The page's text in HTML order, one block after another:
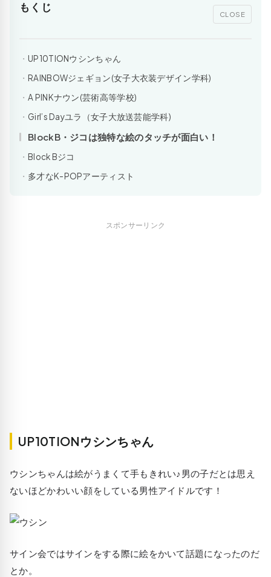
もくじ
CLOSE
UP10TIONウシンちゃん
RAINBOWジェギョン(女子大衣装デザイン学科)
A PINKナウン(芸術高等学校)
Girl’s Dayユラ（女子大放送芸能学科)
BlockB・ジコは独特な絵のタッチが面白い！
Block Bジコ
多才なK-POPアーティスト
スポンサーリンク
UP10TIONウシンちゃん
ウシンちゃんは絵がうまくて手もきれい♪男の子だとは思え
ないほどかわいい顔をしている男性アイドルです！
サイン会ではサインをする際に絵をかいて話題になったのだ
とか。